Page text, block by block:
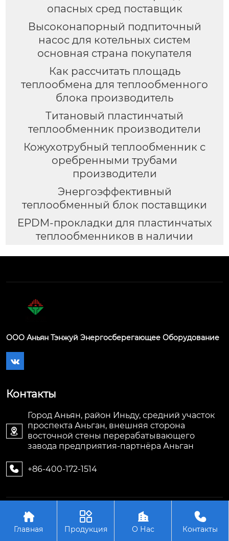
опасных сред поставщик
Высоконапорный подпиточный
насос для котельных систем
основная страна покупателя
Как рассчитать площадь
теплообмена для теплообменного
блока производитель
Титановый пластинчатый
теплообменник производители
Кожухотрубный теплообменник с
оребренными трубами
производители
Энергоэффективный
теплообменный блок поставщики
EPDM-прокладки для пластинчатых
теплообменников в наличии
ООО Аньян Тэнжуй Энергосберегающее Оборудование

Контакты

Город Аньян, район Иньду, средний участок
проспекта Аньган, внешняя сторона
восточной стены перерабатывающего
завода предприятия-партнёра Аньган
 +86-400-172-1514
Авторское право©ООО Аньян Тэнжуй
Энергосберегающее Оборудование

Главная

Продукция

О Нас

Контакты